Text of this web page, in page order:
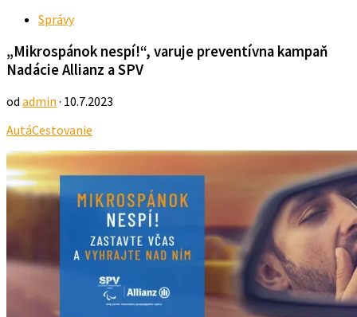
Správy
„Mikrospánok nespí!“, varuje preventívna kampaň
Nadácie Allianz a SPV
od admin · 10.7.2023
AutáCestovanie